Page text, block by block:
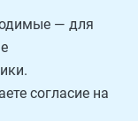
— для
согласие на